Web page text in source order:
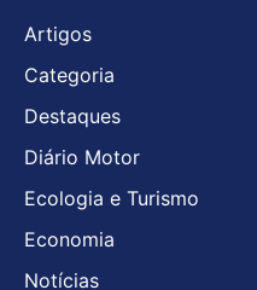
Artigos
Categoria
Destaques
Diário Motor
Ecologia e Turismo
Economia
Notícias